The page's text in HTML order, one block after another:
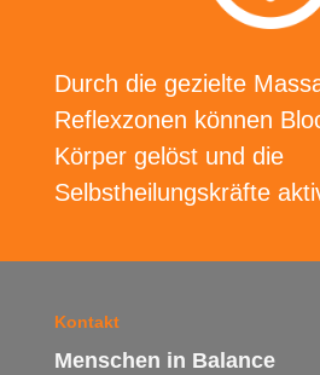
Durch die gezielte
Reflexzonen können
Körper gelöst und die
Selbstheilungskräfte
Kontakt
Menschen in Balance